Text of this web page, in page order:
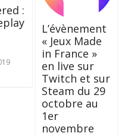
:
L’évènement
« Jeux Made
in France »
en live sur
Twitch et sur
Steam du 29
octobre au
1er
novembre